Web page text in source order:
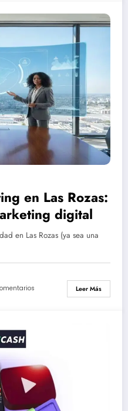
en Las Rozas:
digital
en Las Rozas (ya sea una
Leer Más